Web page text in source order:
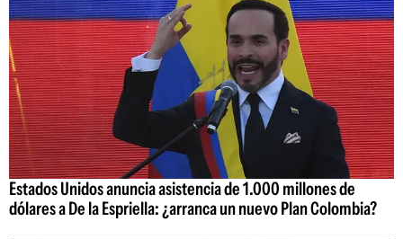
Estados Unidos anuncia asistencia de 1.000 millones de
dólares a De la Espriella: ¿arranca un nuevo Plan Colombia?